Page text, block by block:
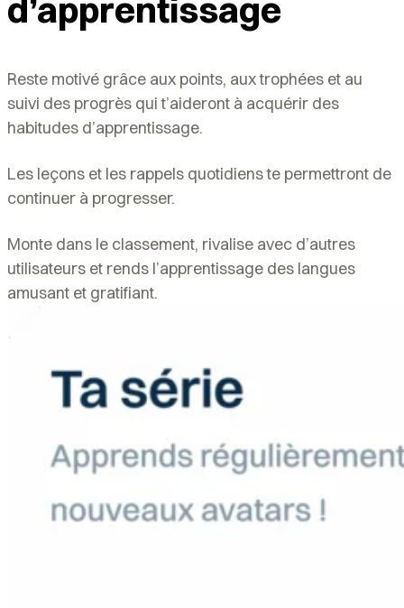
d’apprentissage
Reste motivé grâce aux points, aux trophées et au
suivi des progrès qui t’aideront à acquérir des
habitudes d’apprentissage.
Les leçons et les rappels quotidiens te permettront de
continuer à progresser.
Monte dans le classement, rivalise avec d’autres
utilisateurs et rends l’apprentissage des langues
amusant et gratifiant.